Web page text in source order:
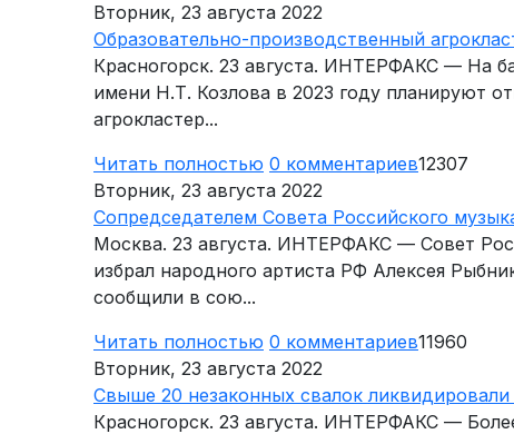
Вторник, 23 августа 2022
Образовательно-производственный
Красногорск. 23 августа. ИНТЕРФАКС — На
имени Н.Т. Козлова в 2023 году планируют
агрокластер...
Читать полностью 0 комментариев12307
Вторник, 23 августа 2022
Сопредседателем Совета Российского
Москва. 23 августа. ИНТЕРФАКС — Совет
избрал народного артиста РФ Алексея
сообщили в сою...
Читать полностью 0 комментариев11960
Вторник, 23 августа 2022
Свыше 20 незаконных свалок
Красногорск. 23 августа. ИНТЕРФАКС —